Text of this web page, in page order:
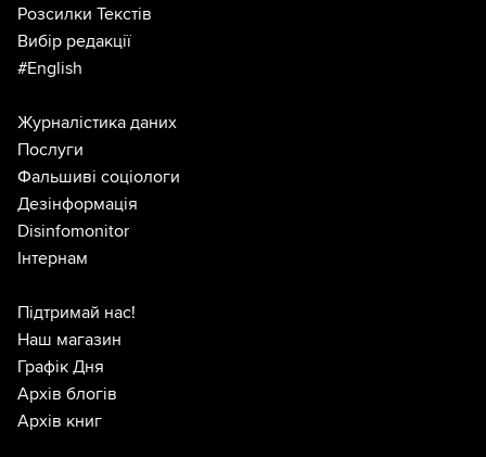
Розсилки Текстів
Вибір редакції
#English
Журналістика даних
Послуги
Фальшиві соціологи
Дезінформація
Disinfomonitor
Інтернам
Підтримай нас!
Наш магазин
Графік Дня
Архів блогів
Архів книг